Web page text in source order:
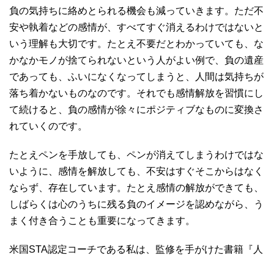
負の気持ちに絡めとられる機会も減っていきます。ただ不
安や執着などの感情が、すべてすぐ消えるわけではないと
いう理解も大切です。たとえ不要だとわかっていても、な
かなかモノが捨てられないという人がよい例で、負の遺産
であっても、ふいになくなってしまうと、人間は気持ちが
落ち着かないものなのです。それでも感情解放を習慣にし
て続けると、負の感情が徐々にポジティブなものに変換さ
れていくのです。
たとえペンを手放しても、ペンが消えてしまうわけではな
いように、感情を解放しても、不安はすぐそこからはなく
ならず、存在しています。たとえ感情の解放ができても、
しばらくは心のうちに残る負のイメージを認めながら、う
まく付き合うことも重要になってきます。
米国STA認定コーチである私は、監修を手がけた書籍『人